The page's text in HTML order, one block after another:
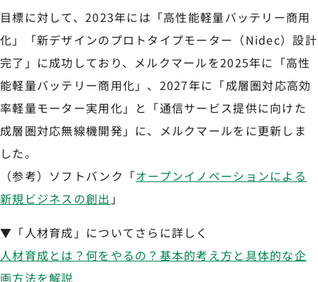
目標に対して、2023年には「高性能軽量バッテリー商用
化」「新デザインのプロトタイプモーター（Nidec）設計
完了」に成功しており、メルクマールを2025年に「高性
能軽量バッテリー商用化」、2027年に「成層圏対応高効
率軽量モーター実用化」と「通信サービス提供に向けた
成層圏対応無線機開発」に、メルクマールをに更新しま
した。
（参考）ソフトバンク「オープンイノベーションによる
新規ビジネスの創出 」
▼「人材育成」についてさらに詳しく
人材育成とは？何をやるの？基本的考え方と具体的な企
画方法を解説